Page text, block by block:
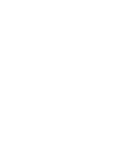
Nachweise
Rahmen des
hochladen.
rechtzeitig in
Prüfung
werden.Die